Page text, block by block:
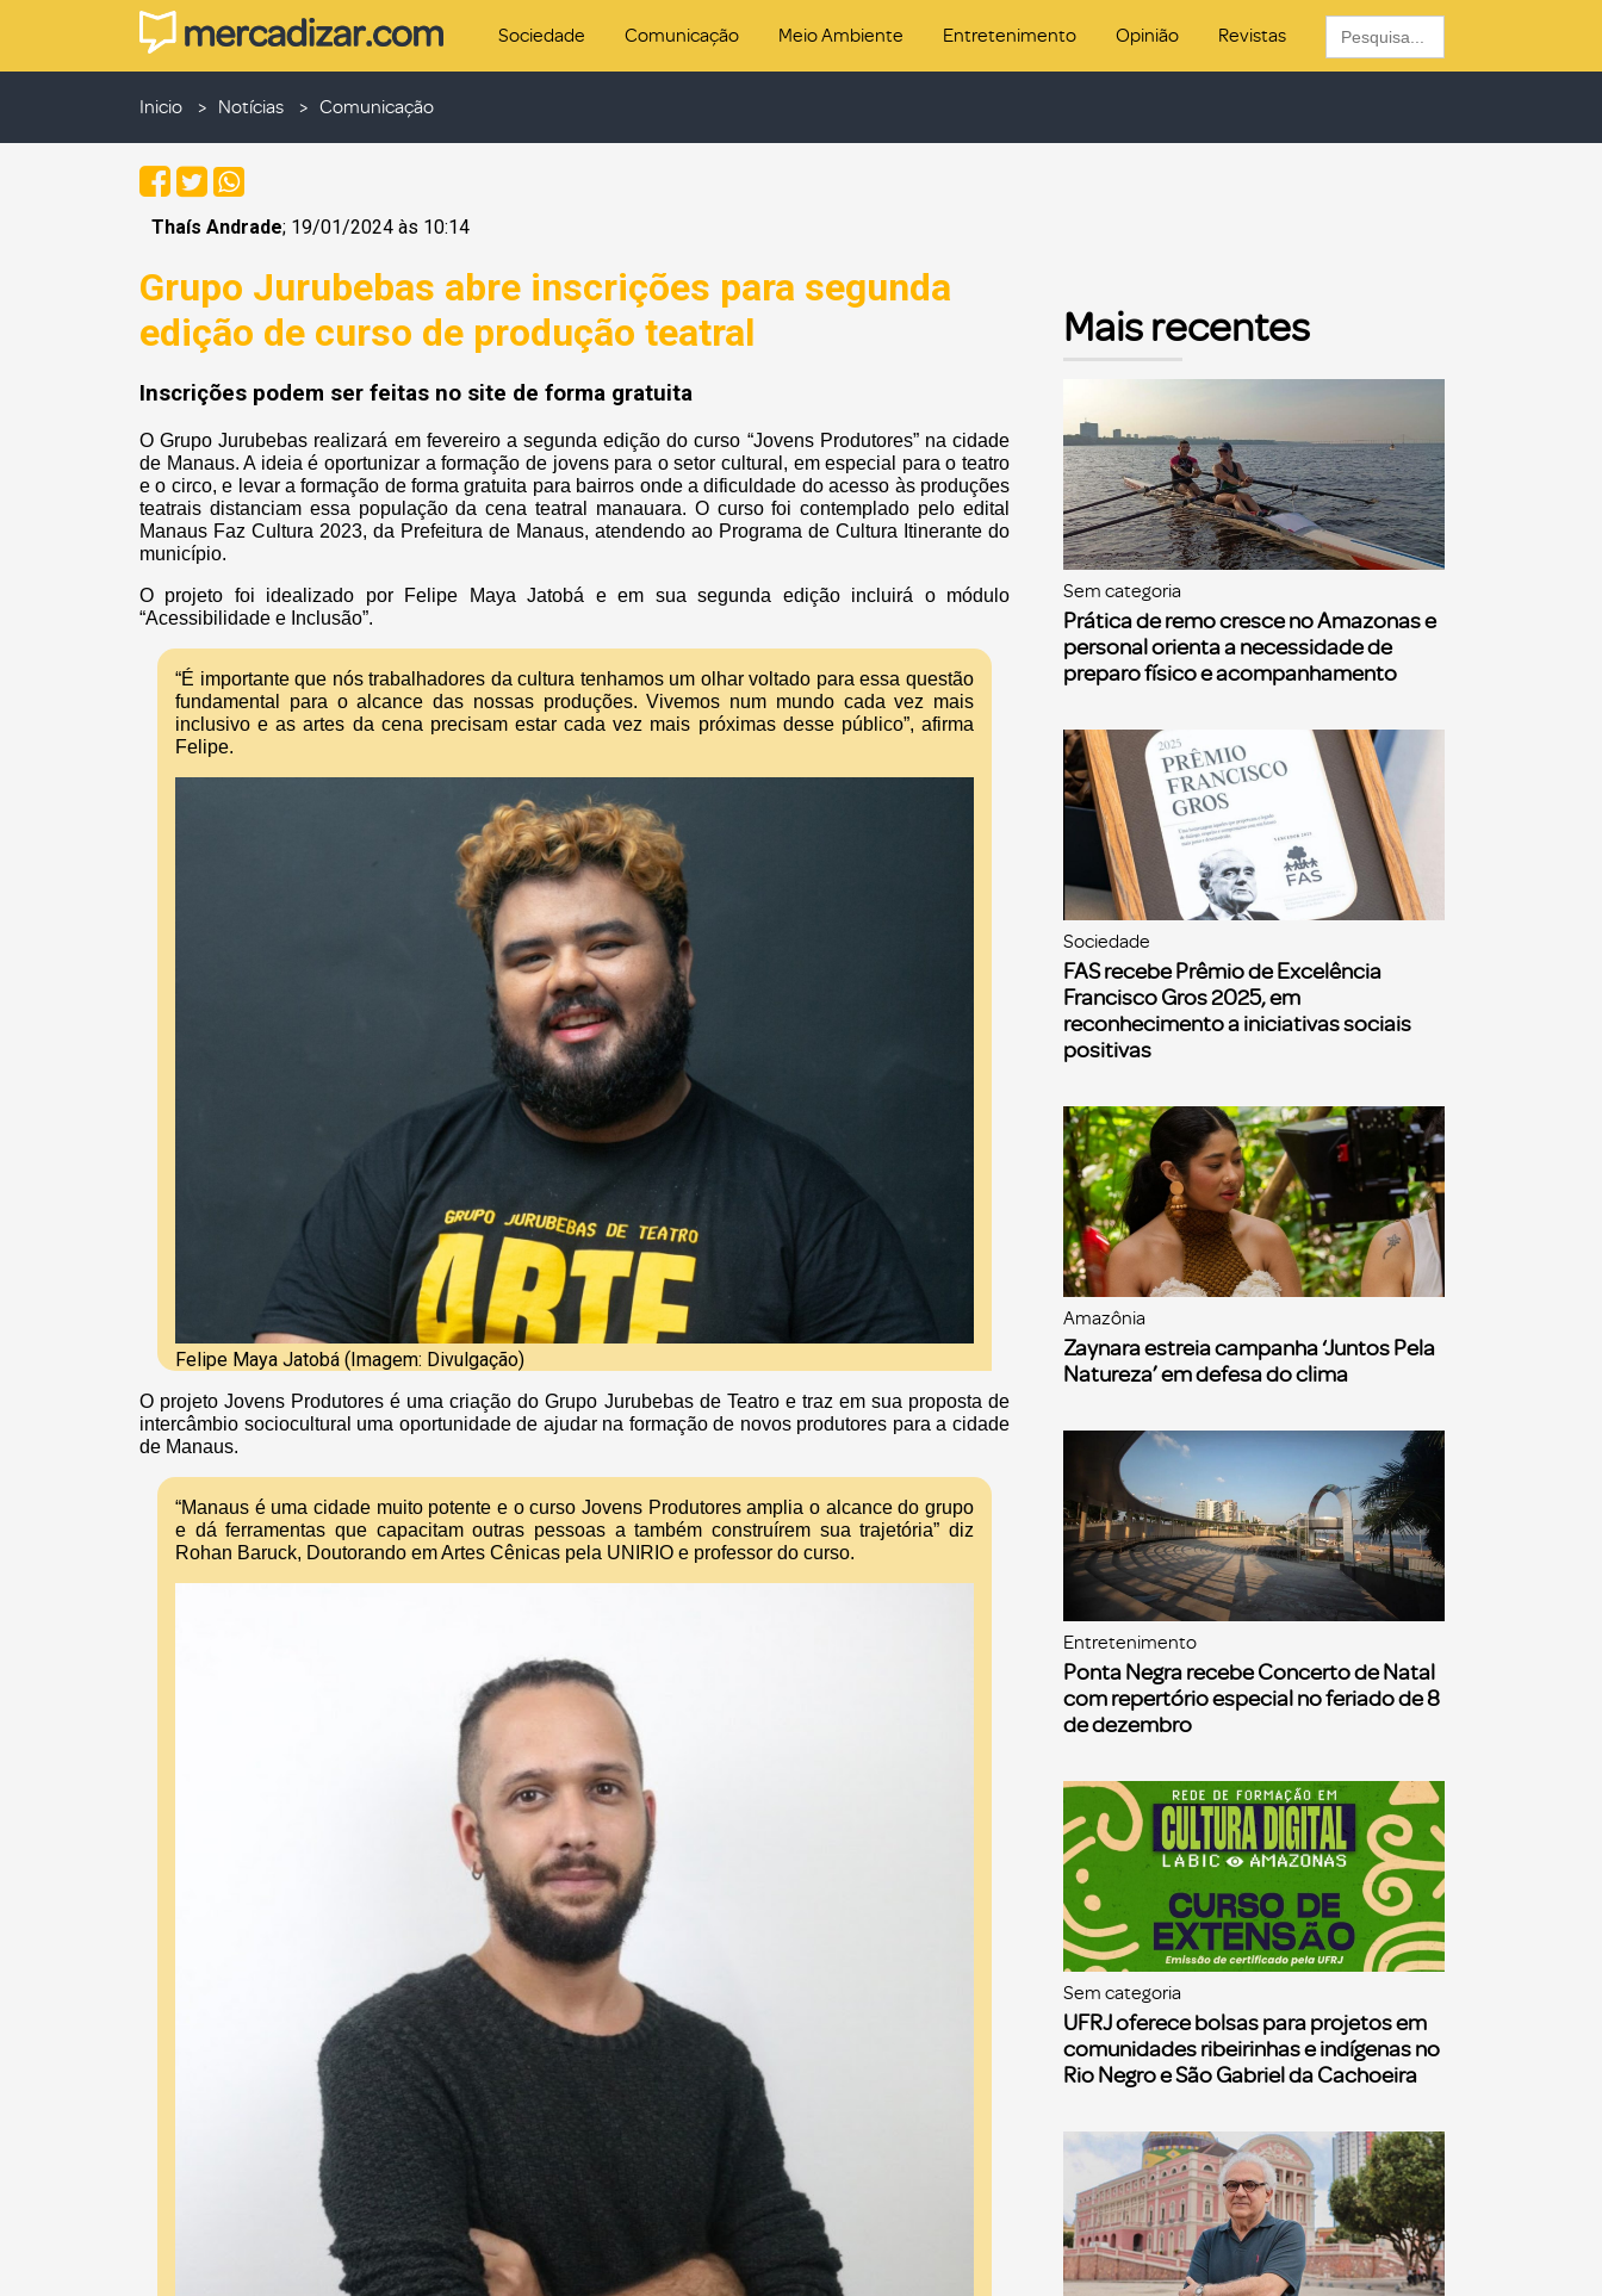
Sociedade Comunicação Meio Ambiente Entretenimento Opinião Revistas
Search
for:
Inicio Notícias Comunicação
Thaís Andrade; 19/01/2024 às 10:14
Grupo Jurubebas abre inscrições para segunda
edição de curso de produção teatral
Inscrições podem ser feitas no site de forma gratuita
O Grupo Jurubebas realizará em fevereiro a segunda edição do curso “Jovens Produtores” na cidade
de Manaus. A ideia é oportunizar a formação de jovens para o setor cultural, em especial para o teatro
e o circo, e levar a formação de forma gratuita para bairros onde a dificuldade do acesso às produções
teatrais distanciam essa população da cena teatral manauara. O curso foi contemplado pelo edital
Manaus Faz Cultura 2023, da Prefeitura de Manaus, atendendo ao Programa de Cultura Itinerante do
município.
O projeto foi idealizado por Felipe Maya Jatobá e em sua segunda edição incluirá o módulo
“Acessibilidade e Inclusão”.
“É importante que nós trabalhadores da cultura tenhamos um olhar voltado para essa questão
fundamental para o alcance das nossas produções. Vivemos num mundo cada vez mais
inclusivo e as artes da cena precisam estar cada vez mais próximas desse público”, afirma
Felipe.
Felipe Maya Jatobá (Imagem: Divulgação)
O projeto Jovens Produtores é uma criação do Grupo Jurubebas de Teatro e traz em sua proposta de
intercâmbio sociocultural uma oportunidade de ajudar na formação de novos produtores para a cidade
de Manaus.
“Manaus é uma cidade muito potente e o curso Jovens Produtores amplia o alcance do grupo
e dá ferramentas que capacitam outras pessoas a também construírem sua trajetória” diz
Rohan Baruck, Doutorando em Artes Cênicas pela UNIRIO e professor do curso.
Mais recentes
Sem categoria
Prática de remo cresce no Amazonas e
personal orienta a necessidade de
preparo físico e acompanhamento
Sociedade
FAS recebe Prêmio de Excelência
Francisco Gros 2025, em
reconhecimento a iniciativas sociais
positivas
Amazônia
Zaynara estreia campanha ‘Juntos Pela
Natureza’ em defesa do clima
Entretenimento
Ponta Negra recebe Concerto de Natal
com repertório especial no feriado de 8
de dezembro
Sem categoria
UFRJ oferece bolsas para projetos em
comunidades ribeirinhas e indígenas no
Rio Negro e São Gabriel da Cachoeira